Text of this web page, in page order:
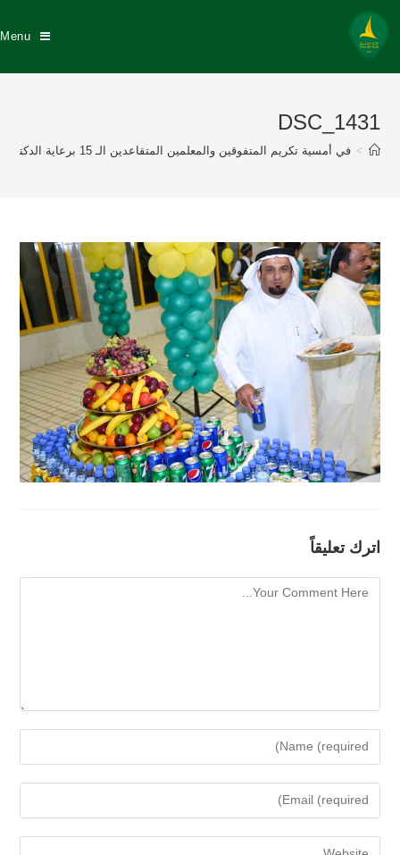
Menu
DSC_1431
> في أمسية تكريم المتفوقين والمعلمين المتقاعدين الـ 15 برعاية الدكتور عبد الله السيهاتي وبحضور نزيه النصر عضو إتحاد القدم إدارة نادي الخليج تكرم 175 طالباً متفوقاً منهم 57 خلجاوي وتكريم 8 معلمين
اترك تعليقاً